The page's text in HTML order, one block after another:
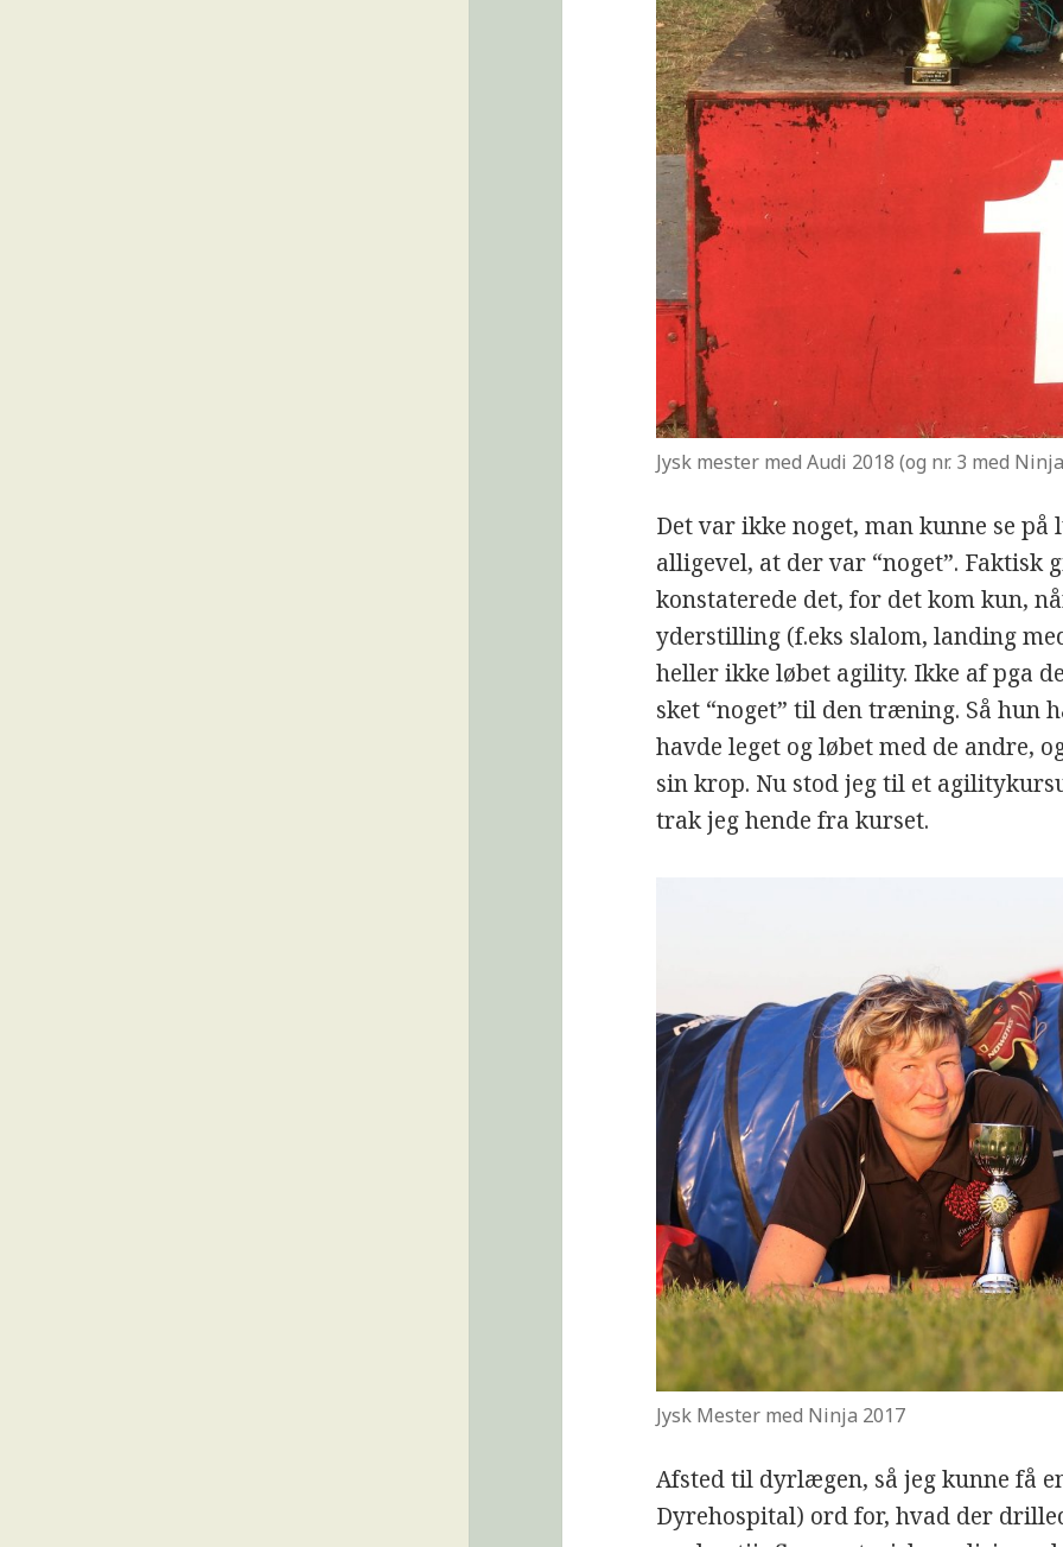
Jysk mester med Audi 2018 (og nr. 3 med
Det var ikke noget, man kunne se
alligevel, at der var “noget”. Faktisk
konstaterede det, for det kom kun,
yderstilling (f.eks slalom, landing
heller ikke løbet agility. Ikke af pga
sket “noget” til den træning. Så hun
havde leget og løbet med de andre,
sin krop. Nu stod jeg til et
trak jeg hende fra kurset.
Jysk Mester med Ninja 2017
Afsted til dyrlægen, så jeg kunne få
Dyrehospital) ord for, hvad der